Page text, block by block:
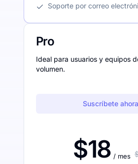
Soporte por correo
Pro
Ideal para usuarios y equipos
volumen.
Suscríbete ahora
$18 / mes